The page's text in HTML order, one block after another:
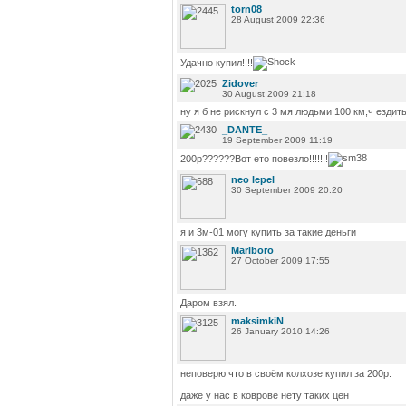
torn08
28 August 2009 22:36
Удачно купил!!!!
Zidover
30 August 2009 21:18
ну я б не рискнул с 3 мя людьми 100 км,ч
_DANTE_
19 September 2009 11:19
200р??????Вот ето повезло!!!!!!!
neo lepel
30 September 2009 20:20
я и 3м-01 могу купить за такие деньги
Marlboro
27 October 2009 17:55
Даром взял.
maksimkiN
26 January 2010 14:26
неповерю что в своём колхозе купил за 200р.
даже у нас в коврове нету таких цен